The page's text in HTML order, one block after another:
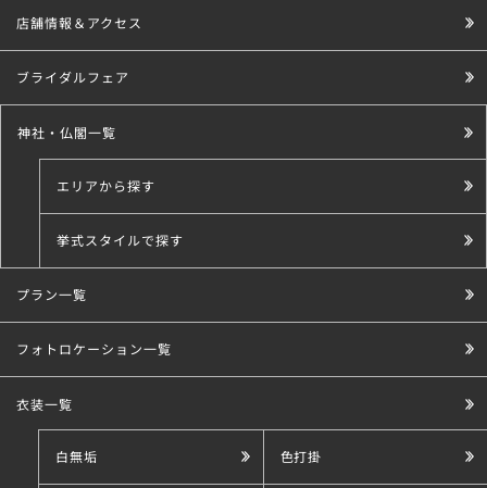
店舗情報＆アクセス
ブライダルフェア
神社・仏閣一覧
エリアから探す
挙式スタイルで探す
こだわり条件で探す
プラン一覧
フォトロケーション一覧
衣装一覧
白無垢 色打掛